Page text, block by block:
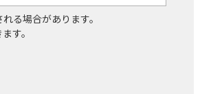
る場合があります。
す。